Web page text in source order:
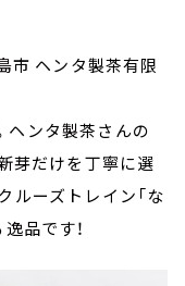
市 ヘンタ製茶有限
ヘンタ製茶さんの
芽だけを丁寧に選
ルーズトレイン「な
品です！